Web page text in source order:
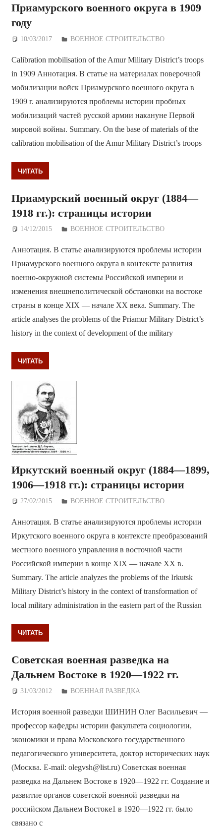
Приамурского военного округа в 1909
году
10/03/2017 Дежурный по Редакции
ВОЕННОЕ СТРОИТЕЛЬСТВО
Calibration mobilisation of the Amur Military District’s troops
in 1909 Аннотация. В статье на материалах поверочной
мобилизации войск Приамурского военного округа в
1909 г. анализируются проблемы истории пробных
мобилизаций частей русской армии накануне Первой
мировой войны. Summary. On the base of materials of the
calibration mobilisation of the Amur Military District’s troops
ЧИТАТЬ
Приамурский военный округ (1884—
1918 гг.): страницы истории
14/12/2015 Дежурный по Редакции
ВОЕННОЕ СТРОИТЕЛЬСТВО
Аннотация. В статье анализируются проблемы истории
Приамурского военного округа в контексте развития
военно-окружной системы Российской империи и
изменения внешнеполитической обстановки на востоке
страны в конце XIX — начале XX века. Summary. The
article analyses the problems of the Priamur Military District’s
history in the context of development of the military
ЧИТАТЬ
Иркутский военный округ (1884—1899,
1906—1918 гг.): страницы истории
27/02/2015 Дежурный по Редакции
ВОЕННОЕ СТРОИТЕЛЬСТВО
Аннотация. В статье анализируются проблемы истории
Иркутского военного округа в контексте преобразований
местного военного управления в восточной части
Российской империи в конце XIX — начале XX в.
Summary. The article analyzes the problems of the Irkutsk
Military District’s history in the context of transformation of
local military administration in the eastern part of the Russian
ЧИТАТЬ
Советская военная разведка на
Дальнем Востоке в 1920—1922 гг.
31/03/2012 Дежурный по Редакции
ВОЕННАЯ РАЗВЕДКА
История военной разведки ШИНИН Олег Васильевич —
профессор кафедры истории факультета социологии,
экономики и права Московского государственного
педагогического университета, доктор исторических наук
(Москва. E-mail: olegvsh@list.ru) Советская военная
разведка на Дальнем Востоке в 1920—1922 гг. Создание и
развитие органов советской военной разведки на
российском Дальнем Востоке1 в 1920—1922 гг. было
связано с